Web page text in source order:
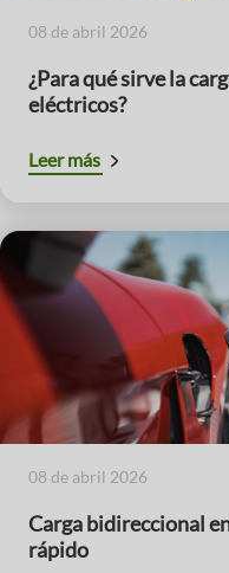
08 de abril 2026
¿Para qué sirve la
eléctricos?
Leer más
08 de abril 2026
Carga bidireccional
rápido